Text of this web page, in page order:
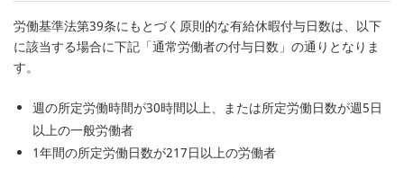
労働基準法第39条にもとづく原則的な有給休暇付与日数は、以下
に該当する場合に下記「通常労働者の付与日数」の通りとなりま
す。
週の所定労働時間が30時間以上、または所定労働日数が週5日
以上の一般労働者
1年間の所定労働日数が217日以上の労働者